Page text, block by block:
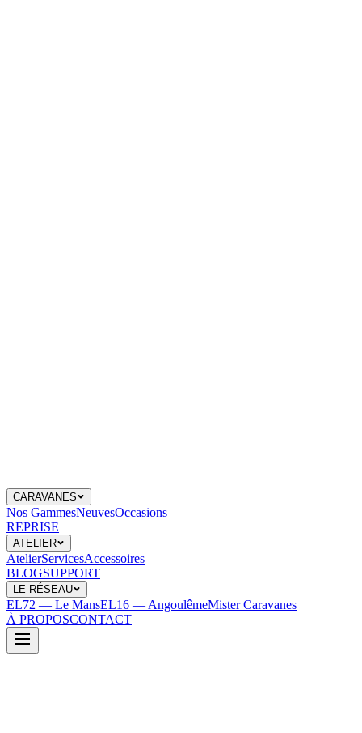
CARAVANES
Nos GammesNeuvesOccasions
REPRISE
ATELIER
AtelierServicesAccessoires
BLOGSUPPORT
LE RÉSEAU
EL72 — Le MansEL16 — AngoulêmeMister Caravanes
À PROPOSCONTACT